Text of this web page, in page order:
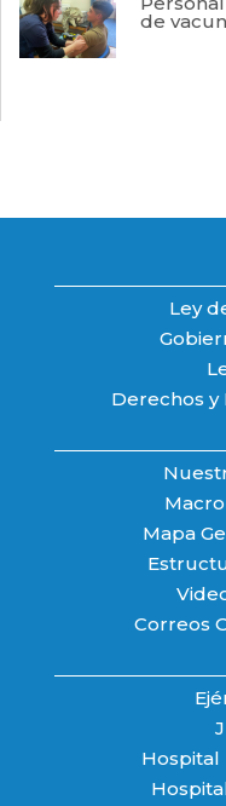
de
Ley
Derechos y
Mapa
Correos
Hospital